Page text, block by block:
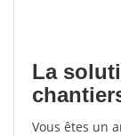
La
Vous êtes un